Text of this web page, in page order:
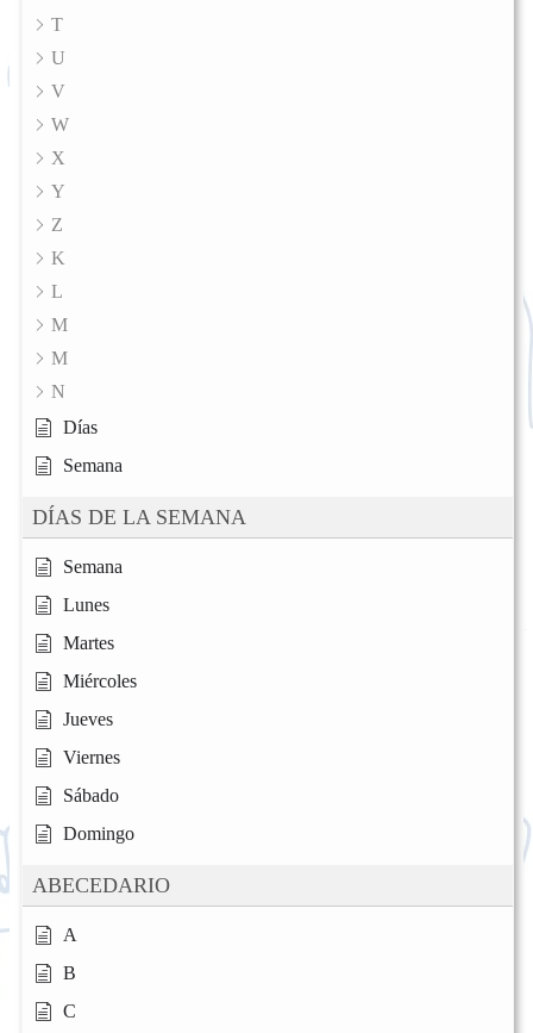
T
U
V
W
X
Y
Z
K
L
M
M
N
Días
Semana
DÍAS DE LA SEMANA
Semana
Lunes
Martes
Miércoles
Jueves
Viernes
Sábado
Domingo
ABECEDARIO
A
B
C